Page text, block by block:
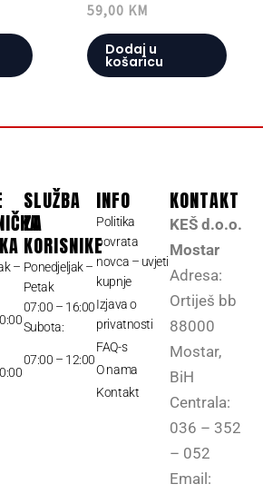
59,00 KM
Dodaj u
košaricu
–
SLUŽBA
ZA
KORISNIKE
Ponedjeljak –
Petak
07:00 – 16:00
Subota:
07:00 – 12:00
INFO
Politika
povrata
novca – uvjeti
kupnje
Izjava o
privatnosti
FAQ-s
O nama
Kontakt
KONTAKT
KEŠ d.o.o.
Mostar
Adresa:
Ortiješ bb
88000
Mostar,
BiH
Centrala:
036 – 352
– 052
Email: